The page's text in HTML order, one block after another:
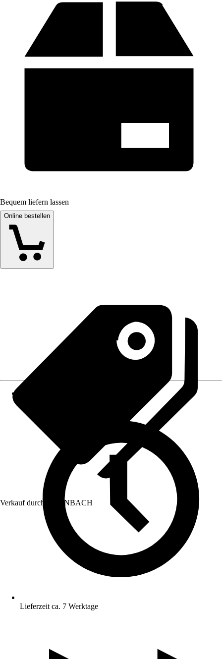
Bequem liefern lassen
Online bestellen
Verkauf durch: HORNBACH
Lieferzeit ca. 7 Werktage